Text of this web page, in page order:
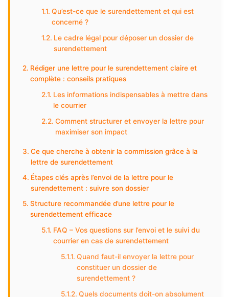
Qu’est-ce que le surendettement et qui est
concerné ?
Le cadre légal pour déposer un dossier de
surendettement
Rédiger une lettre pour le surendettement claire et
complète : conseils pratiques
Les informations indispensables à mettre dans
le courrier
Comment structurer et envoyer la lettre pour
maximiser son impact
Ce que cherche à obtenir la commission grâce à la
lettre de surendettement
Étapes clés après l’envoi de la lettre pour le
surendettement : suivre son dossier
Structure recommandée d’une lettre pour le
surendettement efficace
FAQ – Vos questions sur l’envoi et le suivi du
courrier en cas de surendettement
Quand faut-il envoyer la lettre pour
constituer un dossier de
surendettement ?
Quels documents doit-on absolument